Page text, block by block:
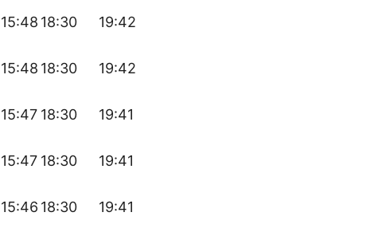
15:48 18:30 19:42
15:48 18:30 19:42
15:47 18:30 19:41
15:47 18:30 19:41
15:46 18:30 19:41